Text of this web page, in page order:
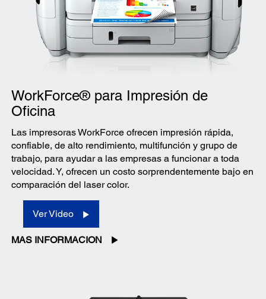
WorkForce® para Impresión de
Oficina
Las impresoras WorkForce ofrecen impresión rápida,
confiable, de alto rendimiento, multifunción y grupo de
trabajo, para ayudar a las empresas a funcionar a toda
velocidad. Y, ofrecen un costo sorprendentemente bajo en
comparación del laser color.
Ver Video
MAS INFORMACION